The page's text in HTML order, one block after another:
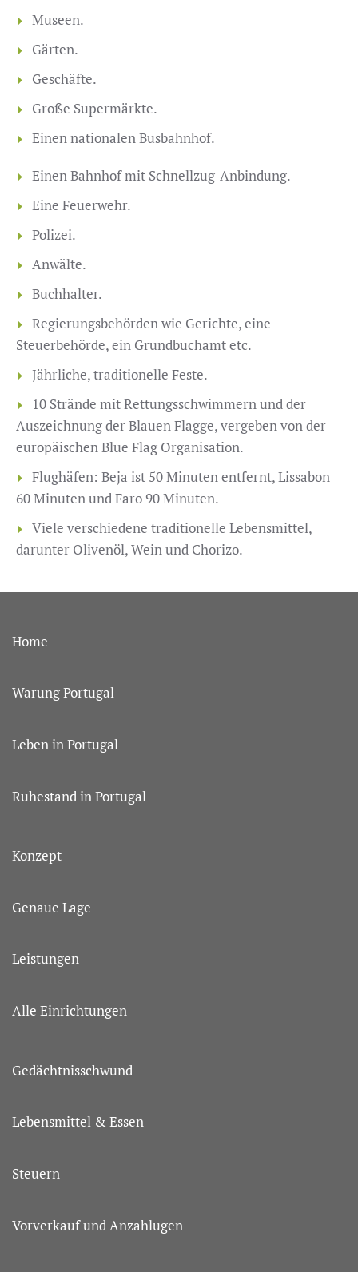
Museen.
Gärten.
Geschäfte.
Große Supermärkte.
Einen nationalen Busbahnhof.
Einen Bahnhof mit Schnellzug-Anbindung.
Eine Feuerwehr.
Polizei.
Anwälte.
Buchhalter.
Regierungsbehörden wie Gerichte, eine
Steuerbehörde, ein Grundbuchamt etc.
Jährliche, traditionelle Feste.
10 Strände mit Rettungsschwimmern und der
Auszeichnung der Blauen Flagge, vergeben von der
europäischen Blue Flag Organisation.
Flughäfen: Beja ist 50 Minuten entfernt, Lissabon
60 Minuten und Faro 90 Minuten.
Viele verschiedene traditionelle Lebensmittel,
darunter Olivenöl, Wein und Chorizo.
Home
Warung Portugal
Leben in Portugal
Ruhestand in Portugal
Konzept
Genaue Lage
Leistungen
Alle Einrichtungen
Gedächtnisschwund
Lebensmittel & Essen
Steuern
Vorverkauf und Anzahlugen